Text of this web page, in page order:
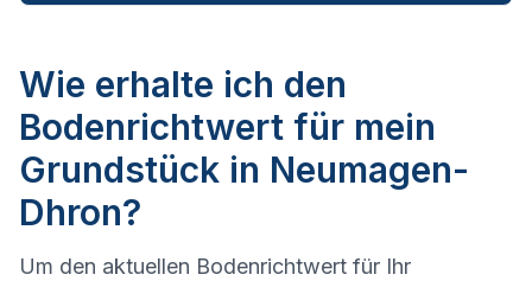
Wie erhalte ich den
Bodenrichtwert für mein
Grundstück in Neumagen-
Dhron?
Um den aktuellen Bodenrichtwert für Ihr